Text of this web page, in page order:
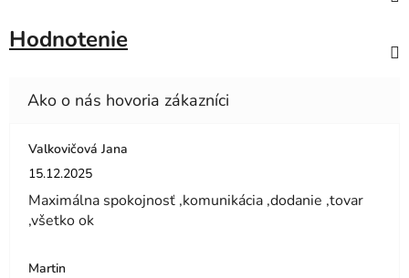
Hodnotenie
Valkovičová Jana
Hodnotenie obchodu je 5 z 5 hviezdičiek.
15.12.2025
Maximálna spokojnosť ,komunikácia ,dodanie ,tovar
,všetko ok
Martin